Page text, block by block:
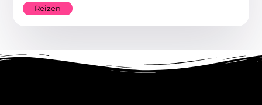
Reizen